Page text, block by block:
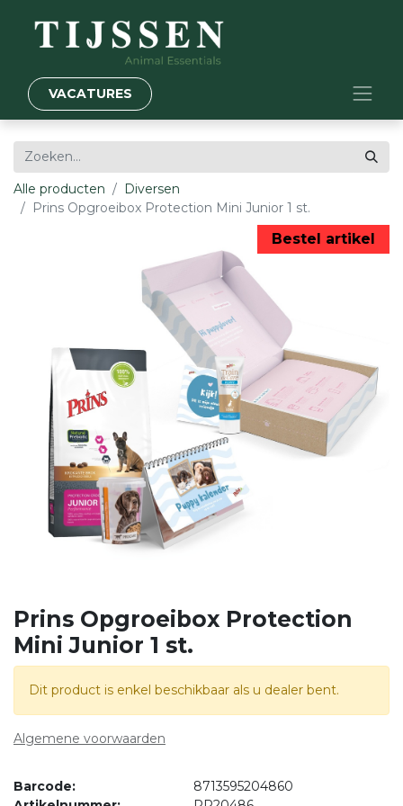
VACATURES
Alle producten
Diversen
Prins Opgroeibox Protection Mini Junior 1 st.
Bestel artikel
Prins Opgroeibox Protection
Mini Junior 1 st.
Dit product is enkel beschikbaar als u dealer bent.
Algemene voorwaarden
Barcode:
8713595204860